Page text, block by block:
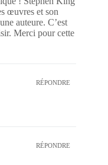
œuvres et son
auteure. C’est
Merci pour cette
RÉPONDRE
RÉPONDRE